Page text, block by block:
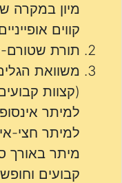
מיון במקרה
קווים
תורת שטורם-
משוואת
(קצוות
למיתר
למיתר חצי-
מיתר באורך
קבועים